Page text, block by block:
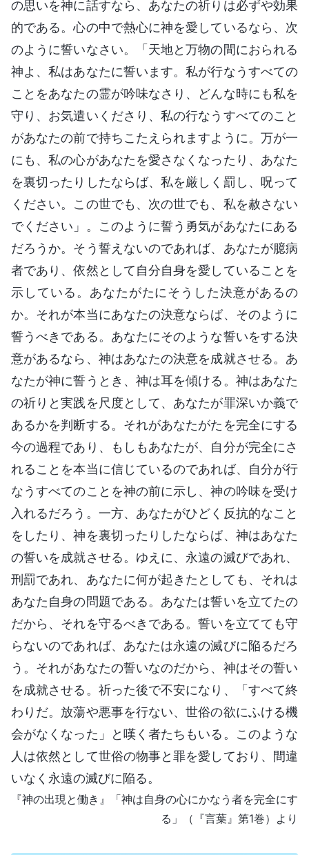
の思いを神に話すなら、あなたの祈りは必ずや効果
的である。心の中で熱心に神を愛しているなら、次
のように誓いなさい。「天地と万物の間におられる
神よ、私はあなたに誓います。私が行なうすべての
ことをあなたの霊が吟味なさり、どんな時にも私を
守り、お気遣いくださり、私の行なうすべてのこと
があなたの前で持ちこたえられますように。万が一
にも、私の心があなたを愛さなくなったり、あなた
を裏切ったりしたならば、私を厳しく罰し、呪って
ください。この世でも、次の世でも、私を赦さない
でください」。このように誓う勇気があなたにある
だろうか。そう誓えないのであれば、あなたが臆病
者であり、依然として自分自身を愛していることを
示している。あなたがたにそうした決意があるの
か。それが本当にあなたの決意ならば、そのように
誓うべきである。あなたにそのような誓いをする決
意があるなら、神はあなたの決意を成就させる。あ
なたが神に誓うとき、神は耳を傾ける。神はあなた
の祈りと実践を尺度として、あなたが罪深いか義で
あるかを判断する。それがあなたがたを完全にする
今の過程であり、もしもあなたが、自分が完全にさ
れることを本当に信じているのであれば、自分が行
なうすべてのことを神の前に示し、神の吟味を受け
入れるだろう。一方、あなたがひどく反抗的なこと
をしたり、神を裏切ったりしたならば、神はあなた
の誓いを成就させる。ゆえに、永遠の滅びであれ、
刑罰であれ、あなたに何が起きたとしても、それは
あなた自身の問題である。あなたは誓いを立てたの
だから、それを守るべきである。誓いを立てても守
らないのであれば、あなたは永遠の滅びに陥るだろ
う。それがあなたの誓いなのだから、神はその誓い
を成就させる。祈った後で不安になり、「すべて終
わりだ。放蕩や悪事を行ない、世俗の欲にふける機
会がなくなった」と嘆く者たちもいる。このような
人は依然として世俗の物事と罪を愛しており、間違
いなく永遠の滅びに陥る。
『神の出現と働き』「神は自身の心にかなう者を完全にす
る」（『言葉』第1巻）より